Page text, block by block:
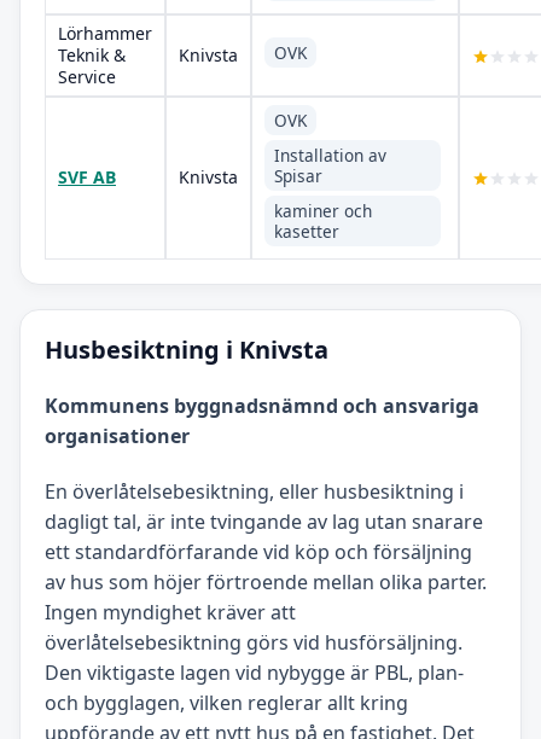
Lörhammer
Teknik &
Service
Knivsta OVK
SVF AB Knivsta
OVK
Installation av
Spisar
kaminer och
kasetter
Husbesiktning i Knivsta
Kommunens byggnadsnämnd och ansvariga
organisationer
En överlåtelsebesiktning, eller husbesiktning i
dagligt tal, är inte tvingande av lag utan snarare
ett standardförfarande vid köp och försäljning
av hus som höjer förtroende mellan olika parter.
Ingen myndighet kräver att
överlåtelsebesiktning görs vid husförsäljning.
Den viktigaste lagen vid nybygge är PBL, plan-
och bygglagen, vilken reglerar allt kring
uppförande av ett nytt hus på en fastighet. Det